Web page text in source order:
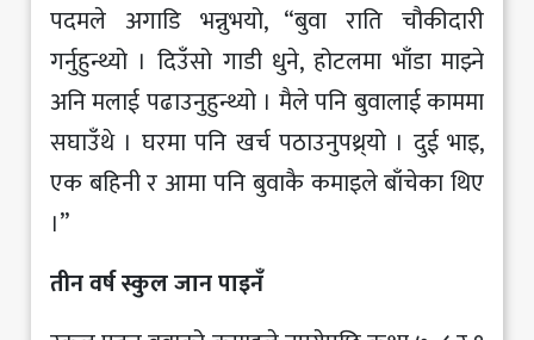
पदमले अगाडि भन्नुभयो, “बुवा राति चौकीदारी
गर्नुहुन्थ्यो । दिउँसो गाडी धुने, होटलमा भाँडा माझ्ने
अनि मलाई पढाउनुहुन्थ्यो । मैले पनि बुवालाई काममा
सघाउँथे । घरमा पनि खर्च पठाउनुपथ्र्यो । दुई भाइ,
एक बहिनी र आमा पनि बुवाकै कमाइले बाँचेका थिए
।”
तीन वर्ष स्कुल जान पाइनँ